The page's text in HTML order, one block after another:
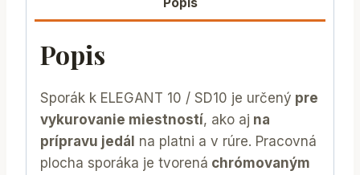
Popis
Sporák k ELEGANT 10 / SD10 je určený pre
vykurovanie miestností, ako aj na
prípravu jedál na platni a v rúre. Pracovná
plocha sporáka je tvorená chrómovaným